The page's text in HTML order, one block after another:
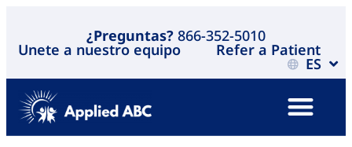
¿Preguntas? 866-352-5010
Unete a nuestro equipo Refer a Patient
ES